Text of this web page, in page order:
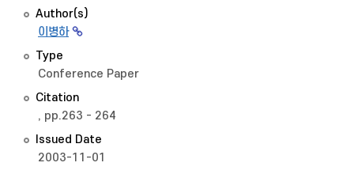
Author(s)
이병하
Type
Conference Paper
Citation
, pp.263 - 264
Issued Date
2003-11-01